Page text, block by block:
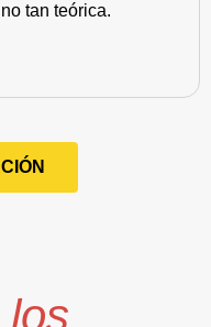
tan teórica.
los